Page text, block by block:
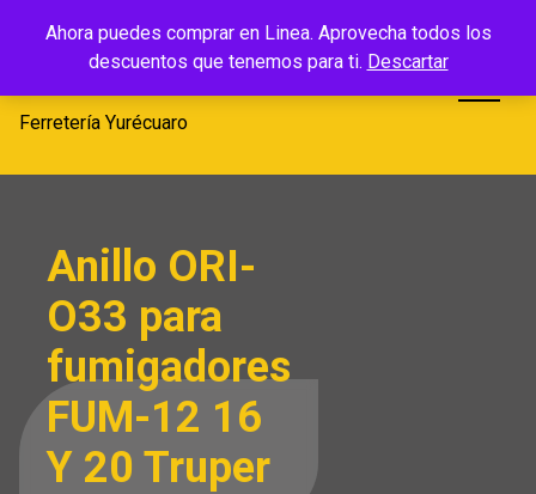
Ahora puedes comprar en Linea. Aprovecha todos los
descuentos que tenemos para ti. Descartar
Ferretería
Yurécuaro
Ferretería Yurécuaro
Anillo ORI-
O33 para
fumigadores
FUM-12 16
Y 20 Truper